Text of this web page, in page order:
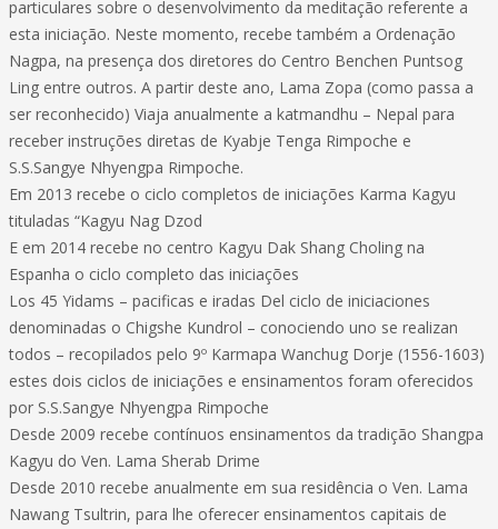
particulares sobre o desenvolvimento da meditação referente a
esta iniciação. Neste momento, recebe também a Ordenação
Nagpa, na presença dos diretores do Centro Benchen Puntsog
Ling entre outros. A partir deste ano, Lama Zopa (como passa a
ser reconhecido) Viaja anualmente a katmandhu – Nepal para
receber instruções diretas de Kyabje Tenga Rimpoche e
S.S.Sangye Nhyengpa Rimpoche.
Em 2013 recebe o ciclo completos de iniciações Karma Kagyu
tituladas “Kagyu Nag Dzod
E em 2014 recebe no centro Kagyu Dak Shang Choling na
Espanha o ciclo completo das iniciações
Los 45 Yidams – pacificas e iradas Del ciclo de iniciaciones
denominadas o Chigshe Kundrol – conociendo uno se realizan
todos – recopilados pelo 9º Karmapa Wanchug Dorje (1556-1603)
estes dois ciclos de iniciações e ensinamentos foram oferecidos
por S.S.Sangye Nhyengpa Rimpoche
Desde 2009 recebe contínuos ensinamentos da tradição Shangpa
Kagyu do Ven. Lama Sherab Drime
Desde 2010 recebe anualmente em sua residência o Ven. Lama
Nawang Tsultrin, para lhe oferecer ensinamentos capitais de